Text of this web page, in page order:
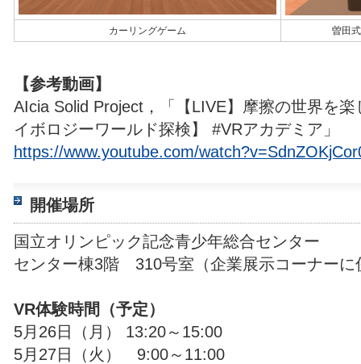
カーリングゲーム 曽田
【参考動画】
AIcia Solid Project，「【LIVE】摩擦の世界を
イボロジーワールド探検】 #VRアカデミア」
https://www.youtube.com/
開催場所
国立オリンピック記念青少年総合センター
センター棟3階 310号室（企業展示コーナーに
VR体験時間（予定）
5月26日（月） 13:20～15:00
5月27日（火） 9:00～11:00